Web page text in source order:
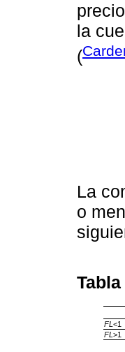
la
(
La
o
Tabla
FL <1
FL >1